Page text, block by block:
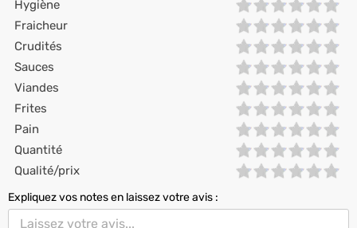
Hygiène
Fraicheur
Crudités
Sauces
Viandes
Frites
Pain
Quantité
Qualité/prix
Expliquez vos notes en laissez votre avis :